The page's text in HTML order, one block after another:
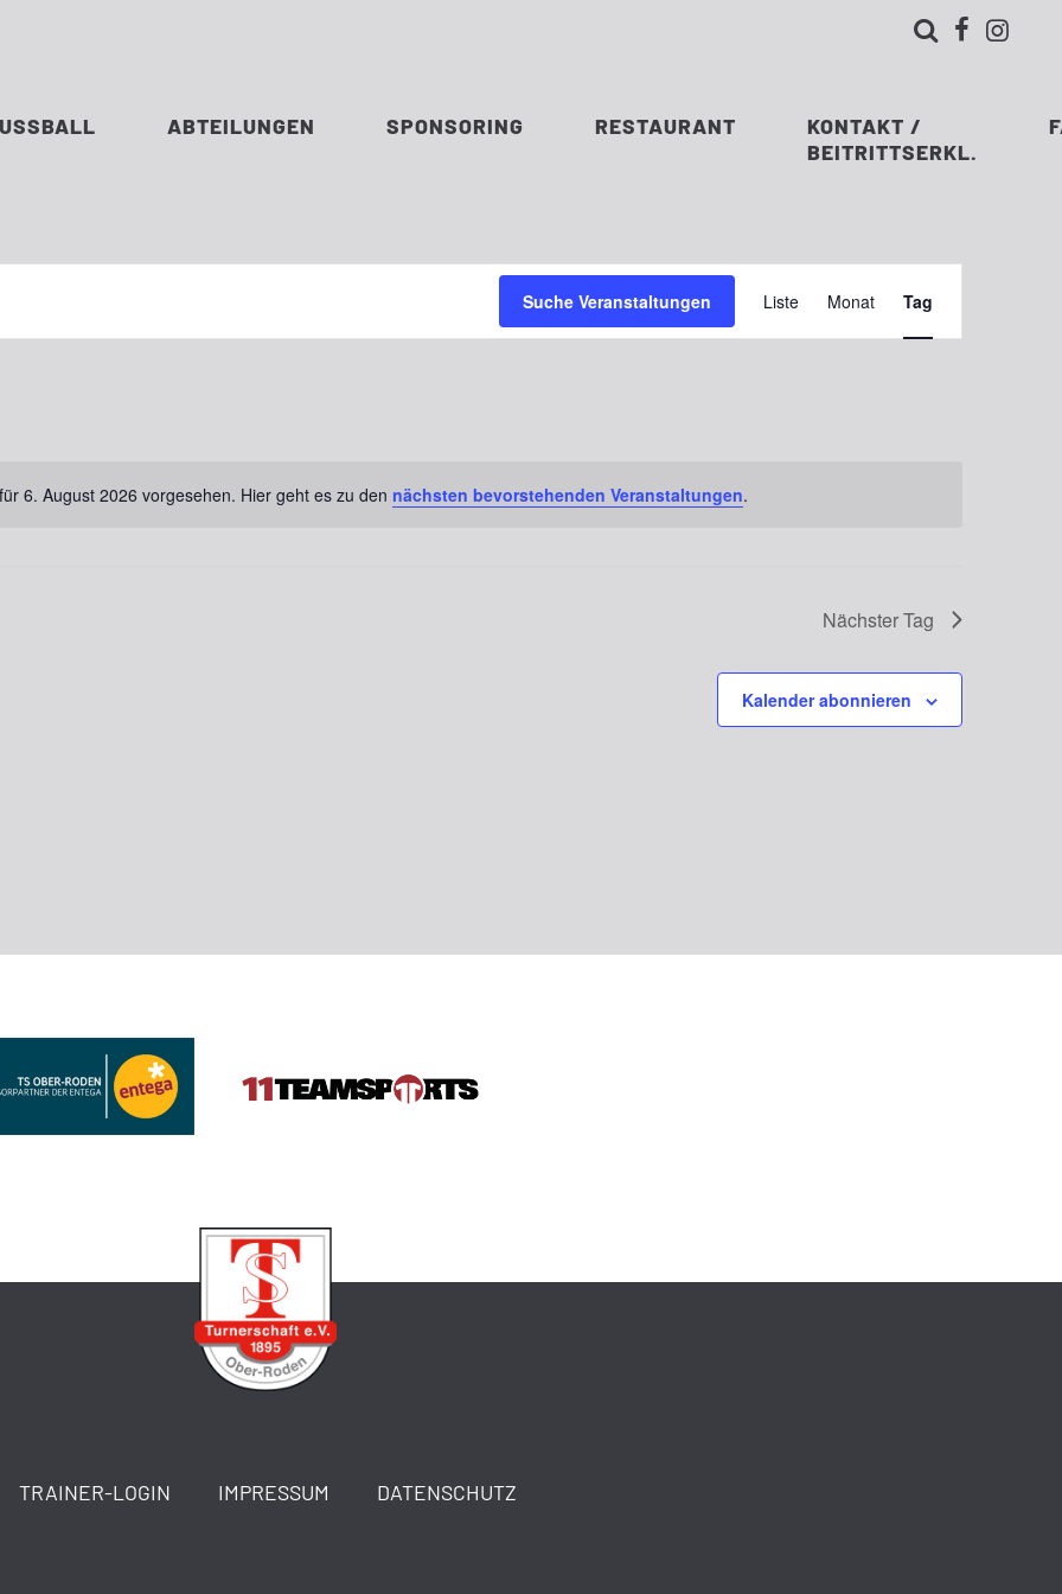
  
ABTEILUNGEN SPONSORING RESTAURANT
KONTAKT /
BEITRITTSERKL.
6. August 2026 vorgesehen. Hier geht es zu den nächsten bevorstehenden Veranstaltungen.
Suche Veranstaltungen
Ansichten-
Navigation
Liste Monat Tag
Nächster Tag
Kalender abonnieren
TRAINER-LOGIN IMPRESSUM DATENSCHUTZ